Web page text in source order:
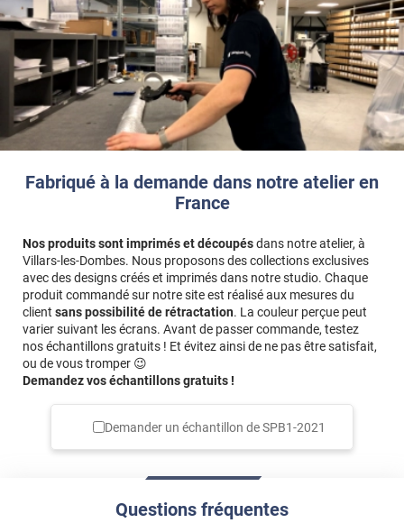
Fabriqué à la demande dans notre atelier en
France
Nos produits sont imprimés et découpésdans notre atelier, à
Villars-les-Dombes. Nous proposons des collections exclusives
avec des designs créés et imprimés dans notre studio. Chaque
produit commandé sur notre site est réalisé aux mesures du
client sans possibilité de rétractation. La couleur perçue peut
varier suivant les écrans. Avant de passer commande, testez
nos échantillons gratuits ! Et évitez ainsi de ne pas être satisfait,
ou de vous tromper 😉
Demandez vos échantillons gratuits !
Demander un échantillon deSPB1-2021
Questions fréquentes
Référence produit :SPB12021